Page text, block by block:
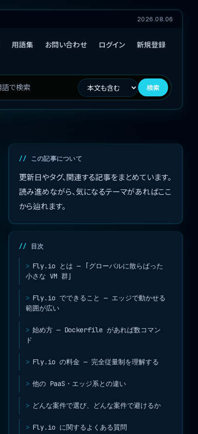
2026.08.06
用語集 お問い合わせ ログイン 新規登録
検索
この記事について
更新日やタグ、関連する記事をまとめています。
読み進めながら、気になるテーマがあればここ
から辿れます。
目次
Fly.io とは — 「グローバルに散らばった
小さな VM 群」
Fly.io でできること — エッジで動かせる
範囲が広い
始め方 — Dockerfile があれば数コマン
ド
Fly.io の料金 — 完全従量制を理解する
他の PaaS・エッジ系との違い
どんな案件で選び、どんな案件で避けるか
Fly.io に関するよくある質問